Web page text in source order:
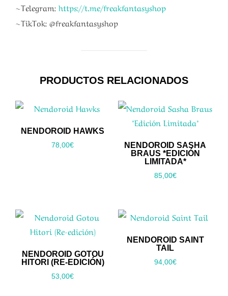
~Telegram: https://t.me/freakfantasyshop
~TikTok: @freakfantasyshop
PRODUCTOS RELACIONADOS
NENDOROID HAWKS
78,00€
NENDOROID SASHA
BRAUS *EDICIÓN
LIMITADA*
85,00€
NENDOROID GOTOU
HITORI (RE-EDICIÓN)
53,00€
NENDOROID SAINT
TAIL
94,00€